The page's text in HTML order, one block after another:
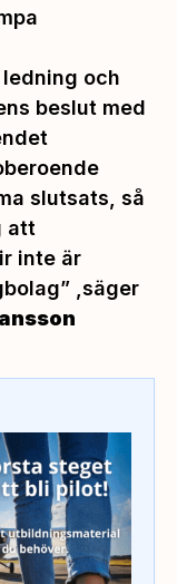
och
beslut med
slutsats, så
att
inte är
,säger